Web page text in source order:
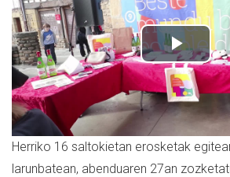
Herriko 16 saltokietan erosketak
larunbatean, abenduaren 27an